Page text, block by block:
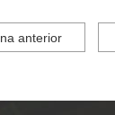
anterior